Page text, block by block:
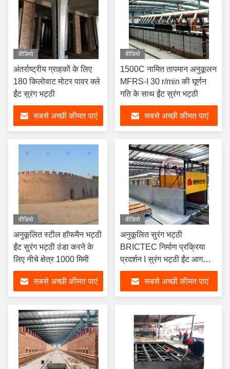
वीडियो
अंतर्राष्ट्रीय ग्राहकों के लिए
180 किलोवाट मोटर पावर क्ले
ईंट सुरंग भट्ठी
सबसे अच्छी कीमत पाएं
वीडियो
1500C नामित तापमान अनुकूलन
MFRS-I 30 r/min की घूर्णन
गति के साथ ईंट सुरंग भट्ठी
सबसे अच्छी कीमत पाएं
वीडियो
अनुकूलित स्टील हॉफमैन भट्ठी
ईंट सुरंग भट्ठी ठंडा करने के
लिए नीचे क्षेत्र 1000 मिमी
सबसे अच्छी कीमत पाएं
वीडियो
अनुकूलित सुरंग भट्ठी
BRICTEC निर्माण प्रक्रिया
प्रदर्शन I सुरंग भट्ठी ईंट आग
प्रक्रिया
सबसे अच्छी कीमत पाएं